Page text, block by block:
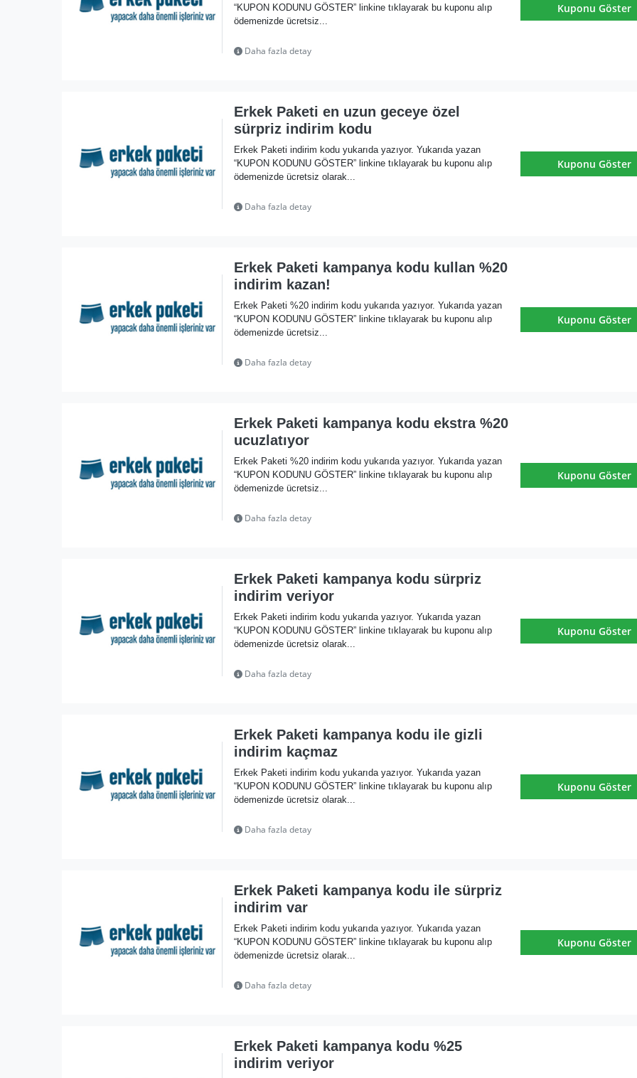
“KUPON KODUNU GÖSTER” linkine tıklayarak bu kuponu alıp
ödemenizde ücretsiz...
Daha fazla detay
Kuponu Göster
Erkek Paketi en uzun geceye özel
sürpriz indirim kodu
Erkek Paketi indirim kodu yukarıda yazıyor. Yukarıda yazan
“KUPON KODUNU GÖSTER” linkine tıklayarak bu kuponu alıp
ödemenizde ücretsiz olarak...
Daha fazla detay
Kuponu Göster
Erkek Paketi kampanya kodu kullan %20
indirim kazan!
Erkek Paketi %20 indirim kodu yukarıda yazıyor. Yukarıda yazan
“KUPON KODUNU GÖSTER” linkine tıklayarak bu kuponu alıp
ödemenizde ücretsiz...
Daha fazla detay
Kuponu Göster
Erkek Paketi kampanya kodu ekstra %20
ucuzlatıyor
Erkek Paketi %20 indirim kodu yukarıda yazıyor. Yukarıda yazan
“KUPON KODUNU GÖSTER” linkine tıklayarak bu kuponu alıp
ödemenizde ücretsiz...
Daha fazla detay
Kuponu Göster
Erkek Paketi kampanya kodu sürpriz
indirim veriyor
Erkek Paketi indirim kodu yukarıda yazıyor. Yukarıda yazan
“KUPON KODUNU GÖSTER” linkine tıklayarak bu kuponu alıp
ödemenizde ücretsiz olarak...
Daha fazla detay
Kuponu Göster
Erkek Paketi kampanya kodu ile gizli
indirim kaçmaz
Erkek Paketi indirim kodu yukarıda yazıyor. Yukarıda yazan
“KUPON KODUNU GÖSTER” linkine tıklayarak bu kuponu alıp
ödemenizde ücretsiz olarak...
Daha fazla detay
Kuponu Göster
Erkek Paketi kampanya kodu ile sürpriz
indirim var
Erkek Paketi indirim kodu yukarıda yazıyor. Yukarıda yazan
“KUPON KODUNU GÖSTER” linkine tıklayarak bu kuponu alıp
ödemenizde ücretsiz olarak...
Daha fazla detay
Kuponu Göster
Erkek Paketi kampanya kodu %25
indirim veriyor